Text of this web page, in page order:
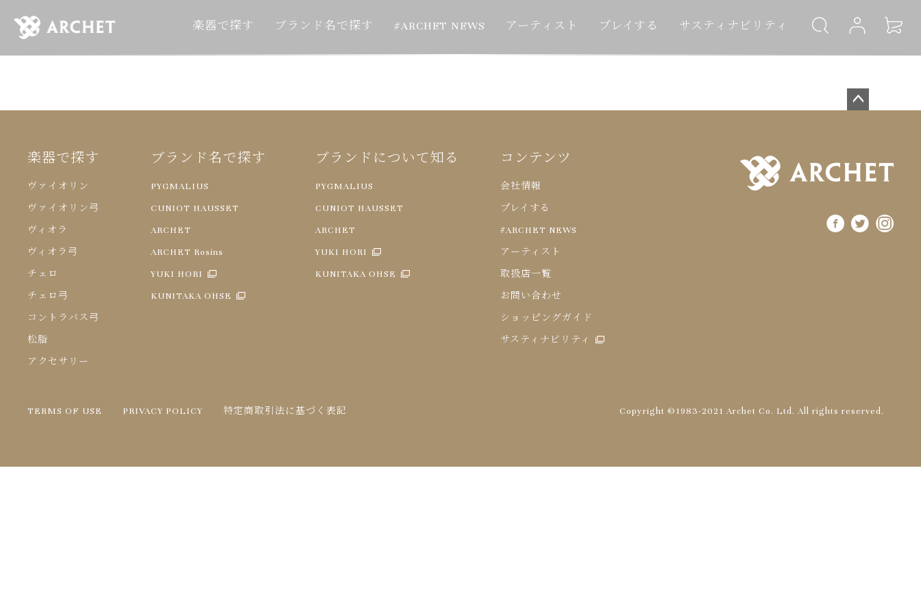
楽器で探す ブランド名で探す #ARCHET NEWS アーティスト プレイする サスティナビリティ
へ
楽器で探す
ヴァイオリン
ヴァイオリン弓
ヴィオラ
ヴィオラ弓
チェロ
チェロ弓
コントラバス弓
松脂
アクセサリー
ブランド名で探す
PYGMALIUS
CUNIOT HAUSSET
ARCHET
ARCHET Rosins
YUKI HORI
KUNITAKA OHSE
ブランドについて知る
PYGMALIUS
CUNIOT HAUSSET
ARCHET
YUKI HORI
KUNITAKA OHSE
コンテンツ
会社情報
プレイする
#ARCHET NEWS
アーティスト
取扱店一覧
お問い合わせ
ショッピングガイド
サスティナビリティ
TERMS OF USE PRIVACY POLICY 特定商取引法に基づく表記 Copyright ©1983-2021 Archet Co. Ltd. All rights reserved.